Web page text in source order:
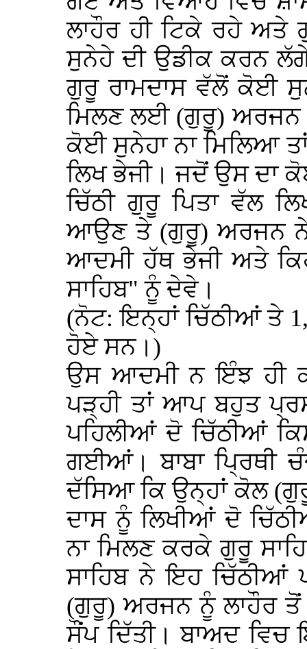
ਲਾਹੌਰ ਹੀ ਟਿਕੇ ਰਹੇ ਅਤੇ
ਸੁਨੇਹੇ ਦੀ ਉਡੀਕ ਕਰਨ
ਗੁਰੂ ਰਾਮਦਾਸ ਵੱਲੋਂ ਕੋਈ
ਮਿਲਣ ਲਈ (ਗੁਰੂ) ਅਰਜਨ
ਕੋਈ ਸੁਨੇਹਾ ਨਾ ਮਿਲਿਆ
ਲਿਖ ਭੇਜੀ। ਜਦੋਂ ਉਸ
ਚਿੱਠੀ ਗੁਰੂ ਪਿਤਾ ਵੱਲ
ਆਉਣ ਤੇ (ਗੁਰੂ) ਅਰਜਨ ਨੇ
ਆਦਮੀ ਹੱਥ ਭੇਜੀ ਅਤੇ
ਸਾਹਿਬ" ਨੂੰ ਦੇਵੇ।
(ਨੋਟ: ਇਨ੍ਹਾਂ ਚਿੱਠੀਆਂ ਤੇ
ਹੋਏ ਸਨ।)
ਉਸ ਆਦਮੀ ਨ ਇੰਝ ਹੀ
ਪੜ੍ਹੀ ਤਾਂ ਆਪ ਬਹੁਤ
ਪਹਿਲੀਆਂ ਦੋ ਚਿੱਠੀਆਂ
ਗਈਆਂ। ਬਾਬਾ ਪ੍ਰਿਥੀ
ਦੱਸਿਆ ਕਿ ਉਨ੍ਹਾਂ ਕੋਲ
ਦਾਸ ਨੂੰ ਲਿਖੀਆਂ ਦੋ
ਨਾ ਮਿਲਣ ਕਰਕੇ ਗੁਰੂ
ਸਾਹਿਬ ਨੇ ਇਹ ਚਿੱਠੀਆਂ
(ਗੁਰੂ) ਅਰਜਨ ਨੂੰ ਲਾਹੌਰ ਤੋਂ
ਸੌਂਪ ਦਿੱਤੀ। ਬਾਅਦ